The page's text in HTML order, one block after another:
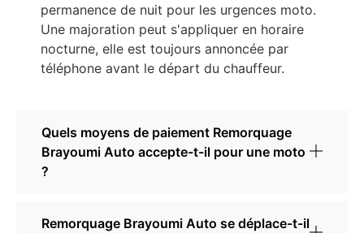
permanence de nuit pour les urgences moto.
Une majoration peut s'appliquer en horaire
nocturne, elle est toujours annoncée par
téléphone avant le départ du chauffeur.
Quels moyens de paiement Remorquage
Brayoumi Auto accepte-t-il pour une moto
?
Remorquage Brayoumi Auto se déplace-t-il